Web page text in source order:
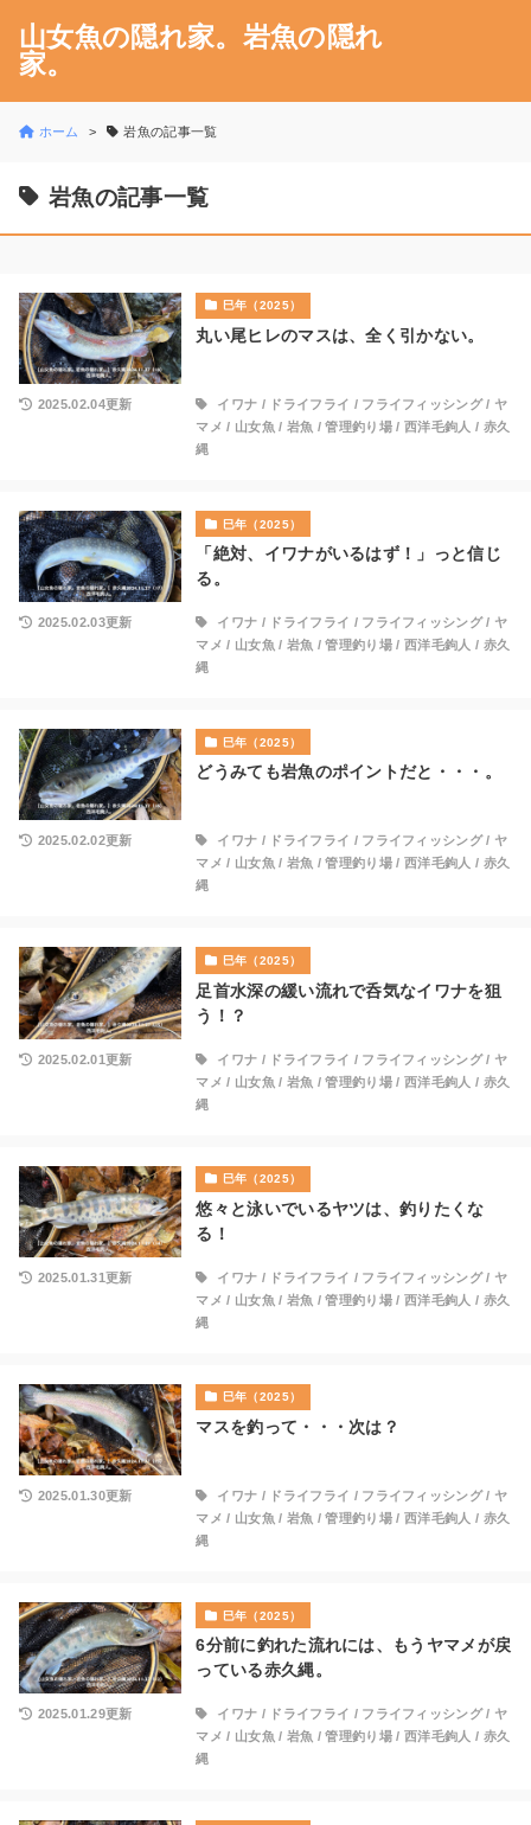
山女魚の隠れ家。岩魚の隠れ
家。
ホーム 岩魚の記事一覧
岩魚の記事一覧
巳年（2025）
丸い尾ヒレのマスは、全く引かない。
2025.02.04更新 イワナ / ドライフライ / フライフィッシング/ ヤ
マメ / 山女魚 / 岩魚 /管理釣り場 / 西洋毛鉤人 / 赤久
縄
巳年（2025）
「絶対、イワナがいるはず！」っと信じ
る。
2025.02.03更新 イワナ / ドライフライ / フライフィッシング/ ヤ
マメ / 山女魚 / 岩魚 /管理釣り場 / 西洋毛鉤人 / 赤久
縄
巳年（2025）
どうみても岩魚のポイントだと・・・。
2025.02.02更新 イワナ / ドライフライ / フライフィッシング/ ヤ
マメ / 山女魚/ 岩魚 /管理釣り場 / 西洋毛鉤人 / 赤久
縄
巳年（2025）
足首水深の緩い流れで呑気なイワナを狙
う！？
2025.02.01更新 イワナ / ドライフライ / フライフィッシング/ ヤ
マメ / 山女魚 / 岩魚 /管理釣り場 / 西洋毛鉤人 / 赤久
縄
巳年（2025）
悠々と泳いでいるヤツは、釣りたくな
る！
2025.01.31更新 イワナ / ドライフライ / フライフィッシング/ ヤ
マメ / 山女魚 / 岩魚 /管理釣り場 / 西洋毛鉤人 / 赤久
縄
巳年（2025）
マスを釣って・・・次は？
2025.01.30更新 イワナ / ドライフライ / フライフィッシング/ ヤ
マメ / 山女魚 / 岩魚 /管理釣り場 / 西洋毛鉤人 / 赤久
縄
巳年（2025）
6分前に釣れた流れには、もうヤマメが戻
っている赤久縄。
2025.01.29更新 イワナ / ドライフライ / フライフィッシング/ ヤ
マメ / 山女魚 / 岩魚 /管理釣り場 / 西洋毛鉤人 / 赤久
縄